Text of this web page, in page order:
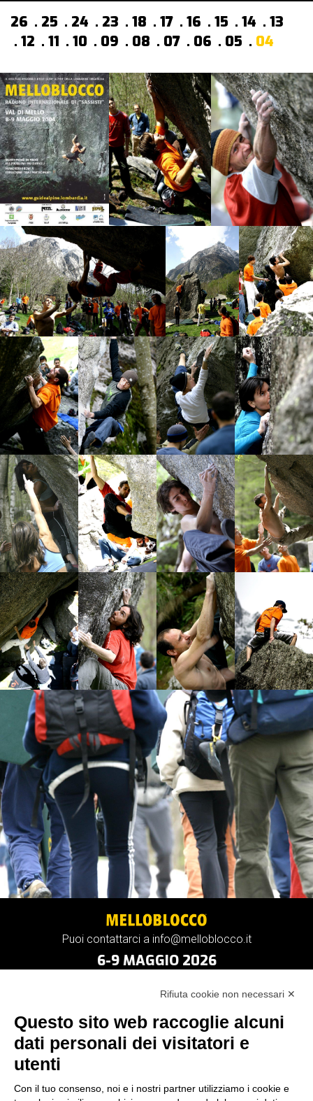
26 25 24 23 18 17 16 15 14
13
12
11 10 09 08 07 06 05 04
Puoi contattarci a info@melloblocco.it
6-9 MAGGIO 2026
Rifiuta cookie non necessari ✕
Questo sito web raccoglie alcuni
dati personali dei visitatori e
utenti
Con il tuo consenso, noi e i nostri partner utilizziamo i cookie e